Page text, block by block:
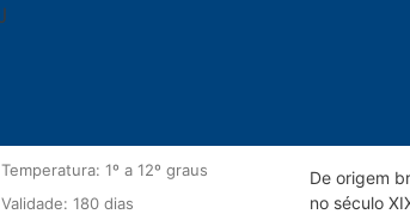
Temperatura: 1º a 12º graus
Validade: 180 dias
De origem
no século